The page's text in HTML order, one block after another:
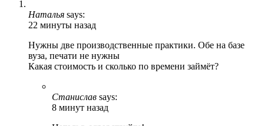
Наталья says:
22 минуты назад
Нужны две производственные практики. Обе на базе
вуза, печати не нужны
Какая стоимость и сколько по времени займёт?
Станислав says:
8 минут назад